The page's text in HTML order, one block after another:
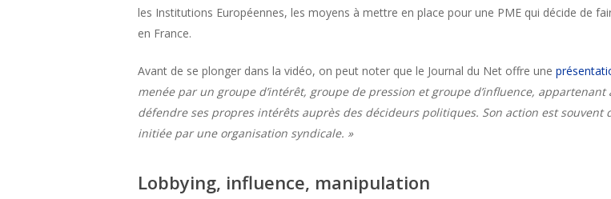
les Institutions Européennes, les moyens à mettre en place pour une PME qui décide de
en France.
Avant de se plonger dans la vidéo, on peut noter que le Journal du Net offre une
menée par un groupe d’intérêt, groupe de pression et groupe d’influence,
défendre ses propres intérêts auprès des décideurs politiques. Son action est
initiée par une organisation syndicale. »
Lobbying, influence, manipulation